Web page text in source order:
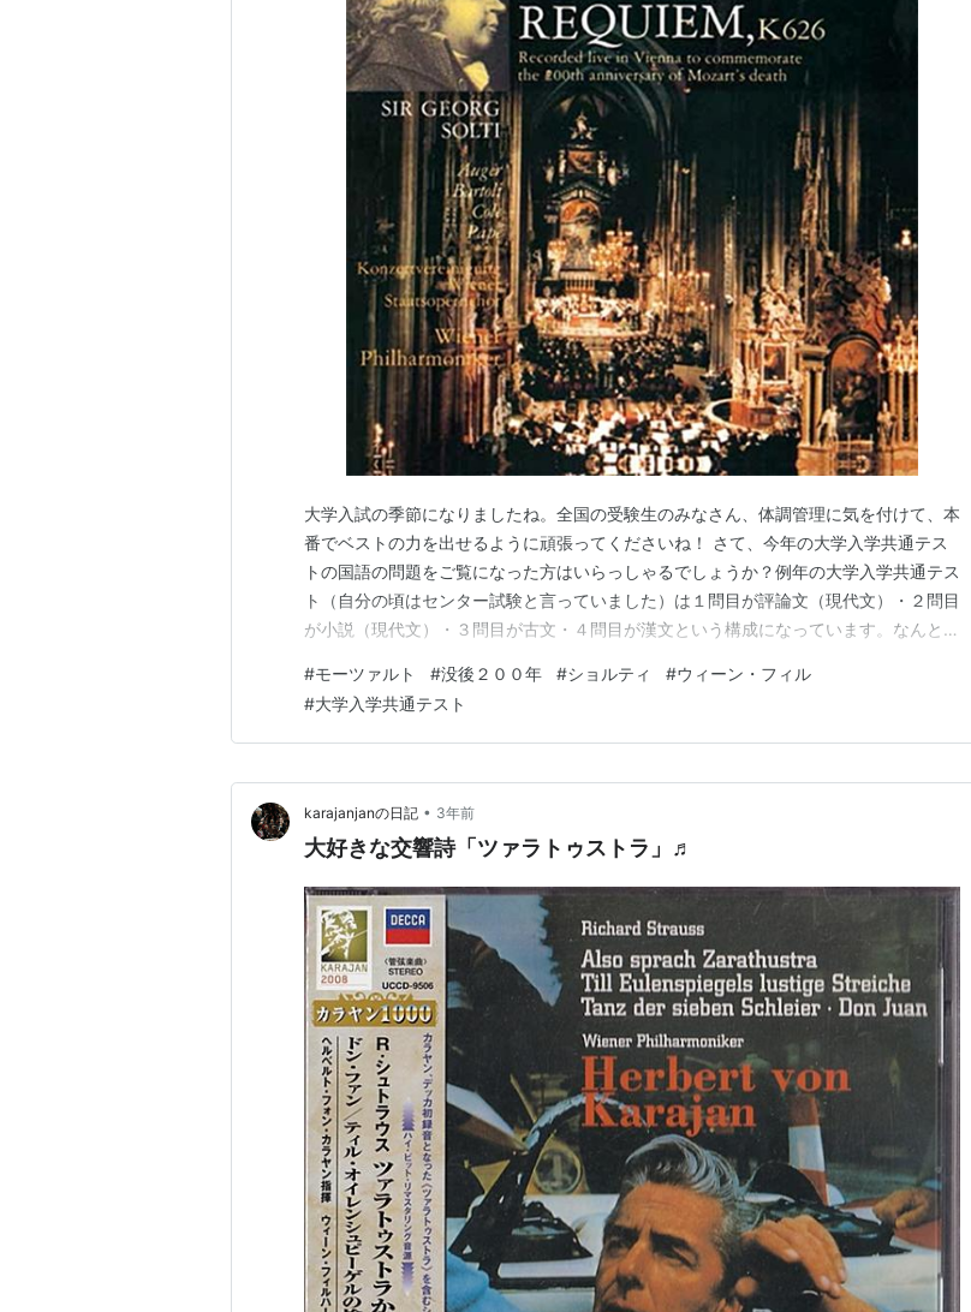
大学入試の季節になりましたね。全国の受験生のみなさん、体調管理に気を付けて、本
番でベストの力を出せるように頑張ってくださいね！ さて、今年の大学入学共通テス
トの国語の問題をご覧になった方はいらっしゃるでしょうか？例年の大学入学共通テス
ト（自分の頃はセンター試験と言っていました）は１問目が評論文（現代文）・２問目
が小説（現代文）・３問目が古文・４問目が漢文という構成になっています。なんと、
のでした。そして、モーツァルトの「レクィエム」、ゲオルグ・ショルティ、ウィー
ン・フィルという用語が登場しました。自分が受験生だったら…
#モーツァルト #没後２００年 #ショルティ #ウィーン・フィル
#大学入学共通テスト
karajanjanの日記 • 3年前
大好きな交響詩「ツァラトゥストラ」♬